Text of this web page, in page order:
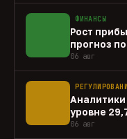
ФИНАНСЫ
Рост
прогноз
capex
06 авг
Аналитики
уровне
06 авг